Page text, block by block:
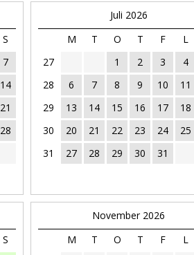
S
7
14
21
28
Juli 2026
M
T O T F L
27
1 2 3 4
28
6 7 8 9 10 11
29
13 14 15 16 17 18
30
20 21 22 23 24 25
31
27 28 29 30 31
S
November 2026
M
T O T F L